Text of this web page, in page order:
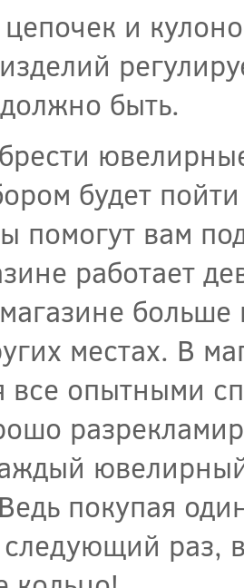
и
быть.
будет
помогут вам
работает
больше
местах. В
все опытными
покупая
раз,